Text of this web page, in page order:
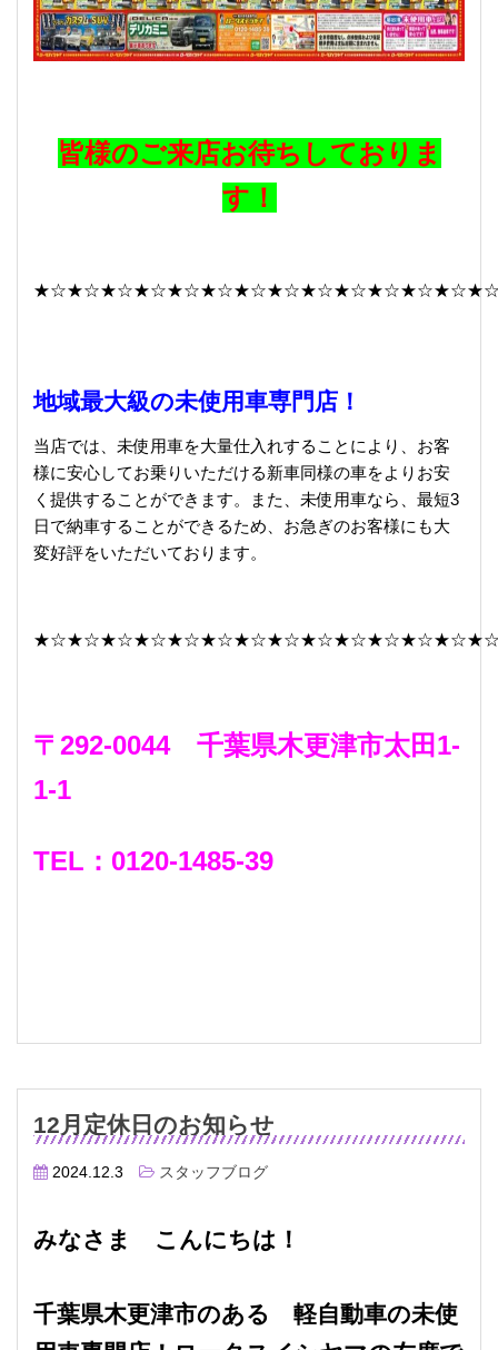
皆様のご来店お待ちしておりま
す！
地域最大級の未使用車専門店！
当店では、未使用車を大量仕入れすることにより、お客
様に安心してお乗りいただける新車同様の車をよりお安
く提供することができます。また、未使用車なら、最短3
日で納車することができるため、お急ぎのお客様にも大
変好評をいただいております。
〒292-0044 千葉県木更津市太田1-
1-1
TEL：0120-1485-39
12月定休日のお知らせ
2024.12.3 スタッフブログ
みなさま こんにちは！
千葉県木更津市のある 軽自動車の未使